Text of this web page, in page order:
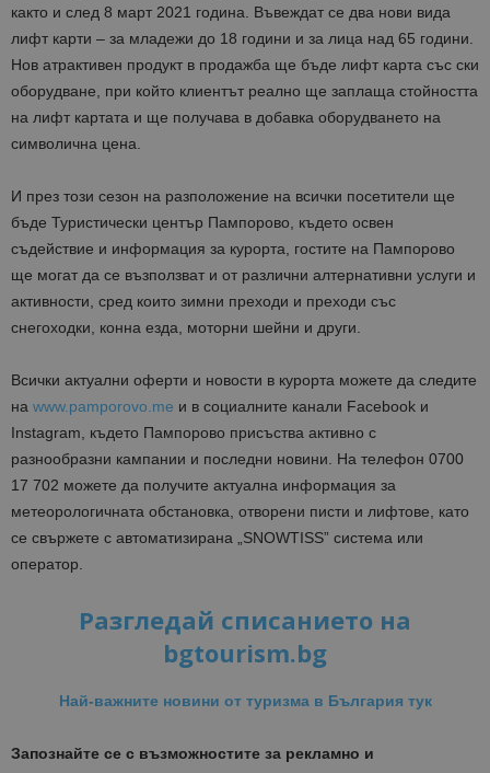
както и след 8 март 2021 година. Въвеждат се два нови вида
лифт карти – за младежи до 18 години и за лица над 65 години.
Нов атрактивен продукт в продажба ще бъде лифт карта със ски
оборудване, при който клиентът реално ще заплаща стойността
на лифт картата и ще получава в добавка оборудването на
символична цена.
И през този сезон на разположение на всички посетители ще
бъде Туристически център Пампорово, където освен
съдействие и информация за курорта, гостите на Пампорово
ще могат да се възползват и от различни алтернативни услуги и
активности, сред които зимни преходи и преходи със
снегоходки, конна езда, моторни шейни и други.
Всички актуални оферти и новости в курорта можете да следите
на www.pamporovo.me и в социалните канали Facebook и
Instagram, където Пампорово присъства активно с
разнообразни кампании и последни новини. На телефон 0700
17 702 можете да получите актуална информация за
метеорологичната обстановка, отворени писти и лифтове, като
се свържете с автоматизирана „SNOWTISS” система или
оператор.
Разгледай списанието на
bgtourism.bg
Най-важните новини от туризма в България тук
Запознайте се с възможностите за рекламно и